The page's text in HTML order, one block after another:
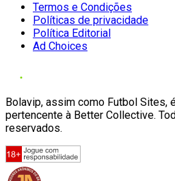
Termos e Condições
Políticas de privacidade
Política Editorial
Ad Choices
Bolavip, assim como Futbol Sites,
pertencente à Better Collective.
reservados.